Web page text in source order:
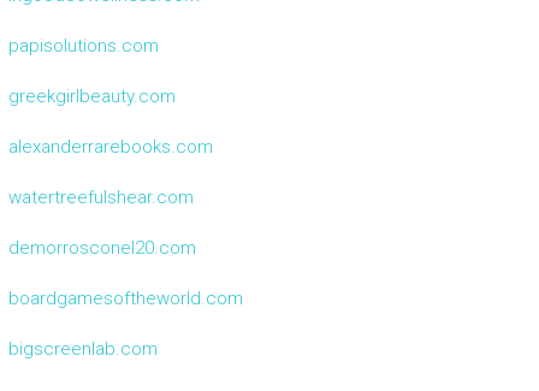
papisolutions.com
greekgirlbeauty.com
alexanderrarebooks.com
watertreefulshear.com
demorrosconel20.com
boardgamesoftheworld.com
bigscreenlab.com